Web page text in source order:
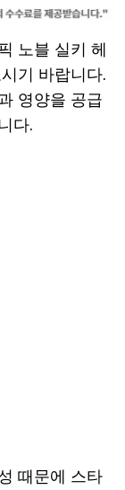
노블 실키 헤
기 바랍니다.
영양을 공급
다.
때문에 스타